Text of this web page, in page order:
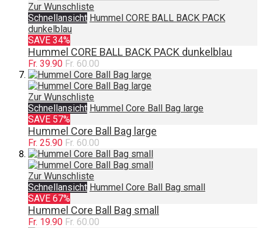
Zur Wunschliste
Schnellansicht Hummel CORE BALL BACK PACK
dunkelblau
SAVE 34%
Hummel CORE BALL BACK PACK dunkelblau
Fr. 39.90 Fr. 60.00
Zur Wunschliste
Schnellansicht Hummel Core Ball Bag large
SAVE 57%
Hummel Core Ball Bag large
Fr. 25.90 Fr. 60.00
Zur Wunschliste
Schnellansicht Hummel Core Ball Bag small
SAVE 67%
Hummel Core Ball Bag small
Fr. 19.90 Fr. 60.00